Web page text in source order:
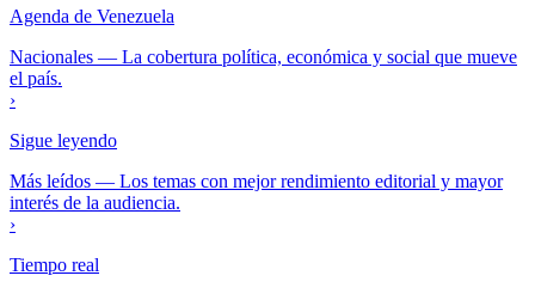
Agenda de Venezuela
Nacionales — La cobertura política, económica y social que mueve
el país.
›
Sigue leyendo
Más leídos — Los temas con mejor rendimiento editorial y mayor
interés de la audiencia.
›
Tiempo real